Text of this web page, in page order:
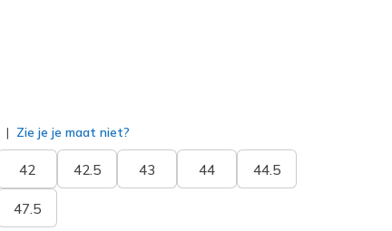
Zie je je maat niet?
42 42.5 43 44 44.5
47.5